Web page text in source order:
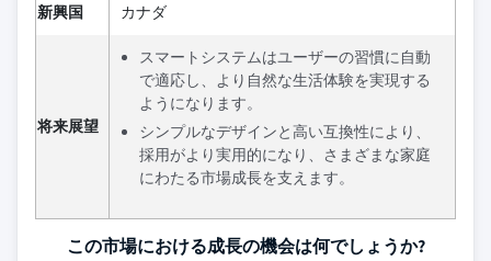
新興国 カナダ
将来展望
スマートシステムはユーザーの習慣に自動
で適応し、より自然な生活体験を実現する
ようになります。
シンプルなデザインと高い互換性により、
採用がより実用的になり、さまざまな家庭
にわたる市場成長を支えます。
この市場における成長の機会は何でしょうか?